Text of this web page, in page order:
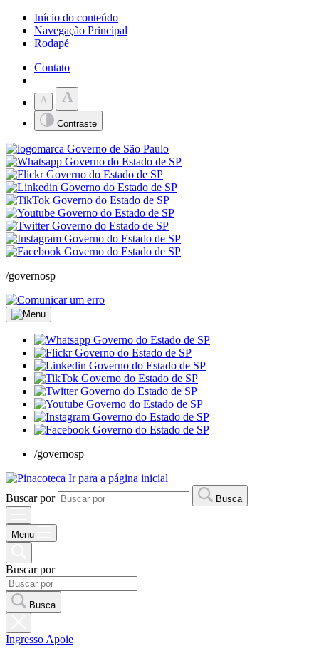
Início do conteúdo
Navegação Principal
Rodapé
Contato
A A
Contraste
/governosp
/governosp
Ir para a página inicial
Buscar por
Busca
Menu
Buscar por
Busca
Ingresso Apoie